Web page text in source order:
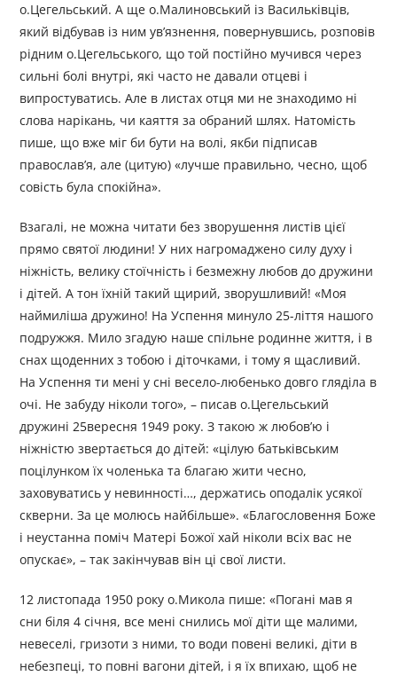
о.Цегельський. А ще о.Малиновський із Васильківців,
який відбував із ним ув’язнення, повернувшись, розповів
рідним о.Цегельського, що той постійно мучився через
сильні болі внутрі, які часто не давали отцеві і
випростуватись. Але в листах отця ми не знаходимо ні
слова нарікань, чи каяття за обраний шлях. Натомість
пише, що вже міг би бути на волі, якби підписав
православ’я, але (цитую) «лучше правильно, чесно, щоб
совість була спокійна».
Взагалі, не можна читати без зворушення листів цієї
прямо святої людини! У них нагромаджено силу духу і
ніжність, велику стоїчність і безмежну любов до дружини
і дітей. А тон їхній такий щирий, зворушливий! «Моя
наймиліша дружино! На Успення минуло 25-ліття нашого
подружжя. Мило згадую наше спільне родинне життя, і в
снах щоденних з тобою і діточками, і тому я щасливий.
На Успення ти мені у сні весело-любенько довго гляділа в
очі. Не забуду ніколи того», – писав о.Цегельський
дружині 25вересня 1949 року. З такою ж любов’ю і
ніжністю звертається до дітей: «цілую батьківським
поцілунком їх чоленька та благаю жити чесно,
заховуватись у невинності…, держатись оподалік усякої
скверни. За це молюсь найбільше». «Благословення Боже
і неустанна поміч Матері Божої хай ніколи всіх вас не
опускає», – так закінчував він ці свої листи.
12 листопада 1950 року о.Микола пише: «Погані мав я
сни біля 4 січня, все мені снились мої діти ще малими,
невеселі, гризоти з ними, то води повені великі, діти в
небезпеці, то повні вагони дітей, і я їх впихаю, щоб не